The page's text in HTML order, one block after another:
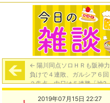
← 陽川同点ソロＨＲも阪神力
負けで４連敗、ガルシア６回
２失点。中日は５連勝「神2-
4中」
2019年07月15日 22:27